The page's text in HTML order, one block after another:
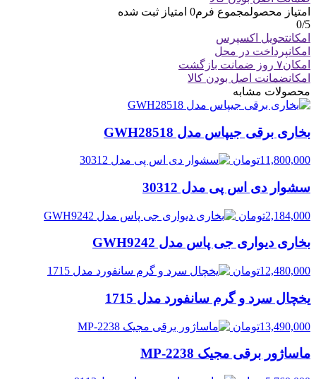
امتیاز محصولمجموع فرم0 امتیاز ثبت شده
0/5
امکانتحویل اکسپرس
امکانپرداخت در محل
امکان۷ روز ضمانت بازگشت
امکانضمانت اصل بودن کالا
محصولات مشابه
بخاری برقی جیپاس مدل GWH28518
11,800,000تومان
سشوار دی اس پی مدل 30312
2,184,000تومان
بخاری دیواری جی پاس مدل GWH9242
12,480,000تومان
یخچال سرد و گرم سانفورد مدل 1715
13,490,000تومان
ماساژور برقی مجیک MP-2238